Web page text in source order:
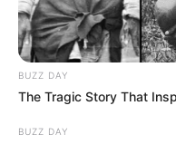
BUZZ DAY
The Tragic Story That
BUZZ DAY